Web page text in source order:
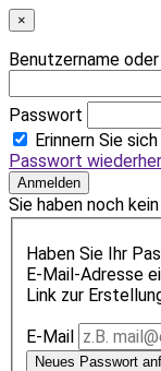
×
Benutzername
Passwort
Erinnern Sie
Passwort
Anmelden
Sie haben noch
Haben Sie Ihr
E-Mail-Adresse
Link zur
E-Mail
Neues Passwort